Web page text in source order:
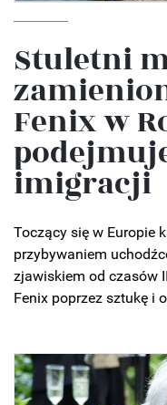
Stuletni
Fenix w
imigracji
Toczący się w Europie
przybywaniem
zjawiskiem od czasów
Fenix poprzez sztukę i